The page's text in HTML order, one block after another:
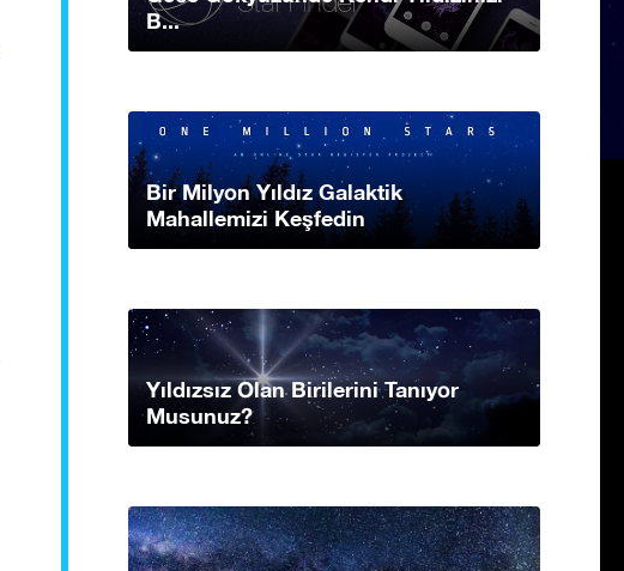
B...
Bir Milyon Yıldız Galaktik
Mahallemizi Keşfedin
Yıldızsız Olan Birilerini Tanıyor
Musunuz?